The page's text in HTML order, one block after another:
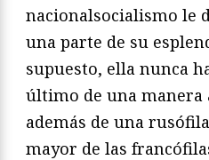
nacionalsocialismo le
una parte de su
supuesto, ella nunca
último de una manera
además de una
mayor de las